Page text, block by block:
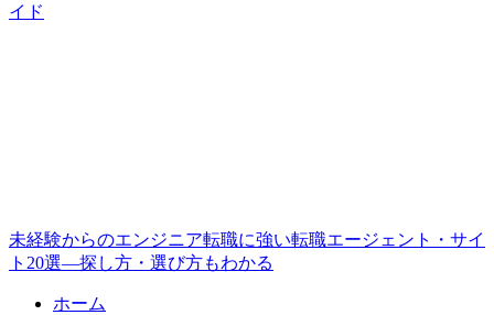
イド
未経験からのエンジニア転職に強い転職エージェント・サイ
ト20選―探し方・選び方もわかる
ホーム